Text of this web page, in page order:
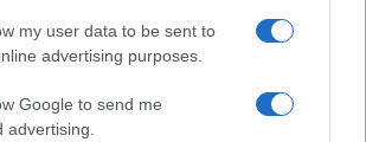
my user data to be sent to
advertising purposes.
Google to send me
advertising.
dopo le polemiche il centro
minori chiude
divieto di sosta contro spaccio e degrado: